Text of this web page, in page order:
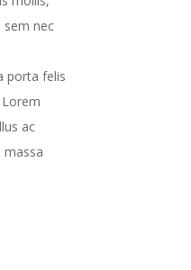
nec
porta felis
ac